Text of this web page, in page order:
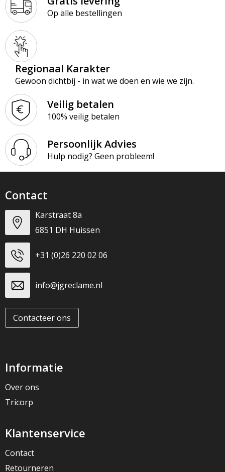
Op alle bestellingen
Regionaal Karakter
Gewoon dichtbij - in wat we doen en wie we zijn.
Veilig betalen
100% veilig betalen
Persoonlijk Advies
Hulp nodig? Geen probleem!
Contact
Karstraat 8a
6851 DH Huissen
+31 (0)26 220 02 06
info@jgreclame.nl
Contacteer ons
Informatie
Over ons
Tricorp
Klantenservice
Contact
Retourneren